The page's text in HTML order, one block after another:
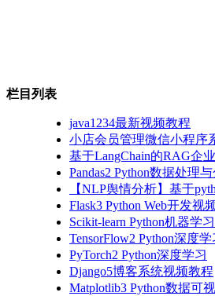
栏目列表
java1234最新视频教程
小店会员管理微信小程序
基于LangChain的RAG企
Pandas2 Python数据处理
【NLP舆情分析】基于
Flask3 Python Web开发视
Scikit-learn Python机器学习
TensorFlow2 Python深度学
PyTorch2 Python深度学习
Django5博客系统视频教程
Matplotlib3 Python数据可